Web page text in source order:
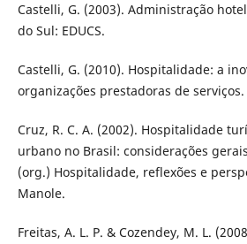
Castelli, G. (2003). Administração
do Sul: EDUCS.
Castelli, G. (2010). Hospitalidade: a
organizações prestadoras de serviços.
Cruz, R. C. A. (2002). Hospitalidade
urbano no Brasil: considerações
(org.) Hospitalidade, reflexões e
Manole.
Freitas, A. L. P. & Cozendey, M. L.